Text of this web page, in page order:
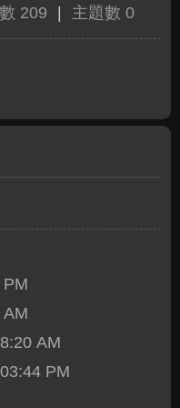
209 主題數 0
AM
PM